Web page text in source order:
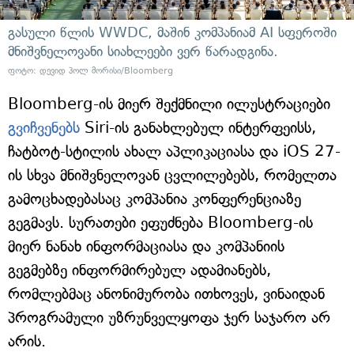
გასული წლის WWDC, მაშინ კომპანიამ AI სფეროში
მნიშვნელოვანი სიახლეები ვერ წარადგინა.
ფოტო: დევიდ პოლ მორისი/Bloomberg
Bloomberg-ის მიერ შექმნილი ილუსტრაციები
გვიჩვენებს Siri-ის განახლებულ ინტერფეისს,
ჩატბოტ-სტილის ახალ აპლიკაციასა და iOS 27-
ის სხვა მნიშვნელოვან ცვლილებებს, რომელთა
გამოცხადებასაც კომპანია კონფერენციაზე
გეგმავს. სურათები ეფუძნება Bloomberg-ის
მიერ ნანახ ინფორმაციასა და კომპანიის
გეგმებზე ინფორმირებულ ადამიანებს,
რომლებმაც ანონიმურობა ითხოვეს, ვინაიდან
პროგრამული უზრუნველყოფა ჯერ საჯარო არ
არის.